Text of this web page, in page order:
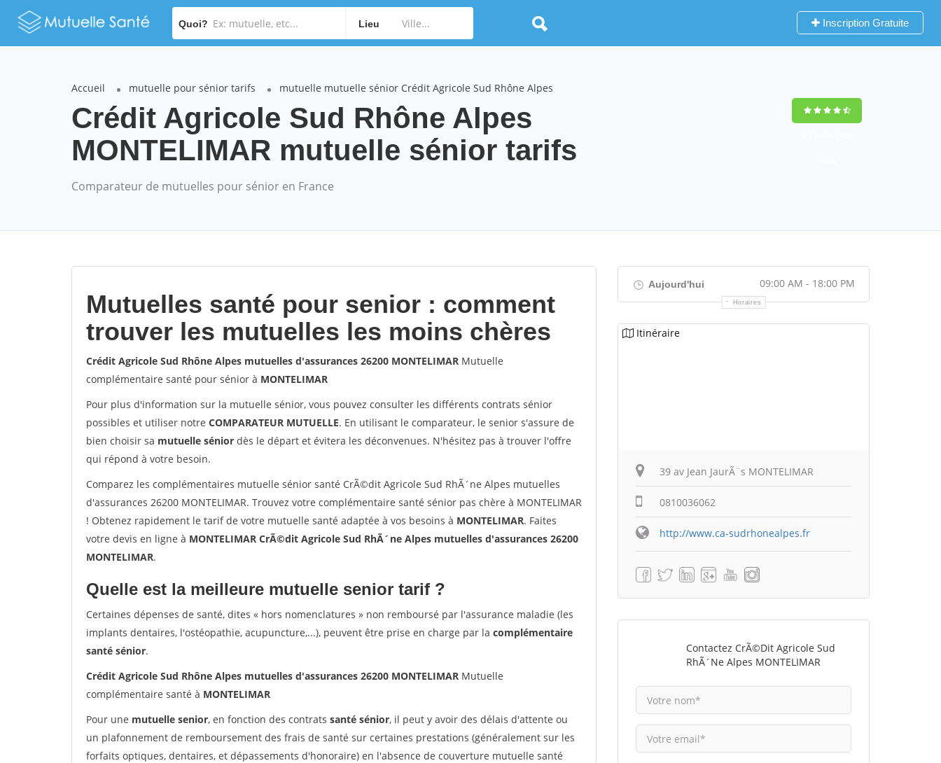
Quoi? Lieu Inscription Gratuite
Accueil mutuelle pour sénior tarifs mutuelle mutuelle sénior Crédit Agricole Sud Rhône Alpes
Crédit Agricole Sud Rhône Alpes
MONTELIMAR mutuelle sénior tarifs
Comparateur de mutuelles pour sénior en France
Mutuelles santé pour senior : comment
trouver les mutuelles les moins chères
Crédit Agricole Sud Rhône Alpes mutuelles d'assurances 26200 MONTELIMAR Mutuelle
complémentaire santé pour sénior à MONTELIMAR
Pour plus d'information sur la mutuelle sénior, vous pouvez consulter les différents contrats sénior
possibles et utiliser notre COMPARATEUR MUTUELLE. En utilisant le comparateur, le senior s'assure de
bien choisir sa mutuelle sénior dès le départ et évitera les déconvenues. N'hésitez pas à trouver l'offre
qui répond à votre besoin.
Comparez les complémentaires mutuelle sénior santé CrÃ©dit Agricole Sud RhÃ´ne Alpes mutuelles
d'assurances 26200 MONTELIMAR. Trouvez votre complémentaire santé sénior pas chère à MONTELIMAR
! Obtenez rapidement le tarif de votre mutuelle santé adaptée à vos besoins à MONTELIMAR. Faites
votre devis en ligne à MONTELIMAR CrÃ©dit Agricole Sud RhÃ´ne Alpes mutuelles d'assurances 26200
MONTELIMAR.
Quelle est la meilleure mutuelle senior tarif ?
Certaines dépenses de santé, dites « hors nomenclatures » non remboursé par l'assurance maladie (les
implants dentaires, l'ostéopathie, acupuncture,...), peuvent être prise en charge par la complémentaire
santé sénior.
Crédit Agricole Sud Rhône Alpes mutuelles d'assurances 26200 MONTELIMAR Mutuelle
complémentaire santé à MONTELIMAR
Pour une mutuelle senior, en fonction des contrats santé sénior, il peut y avoir des délais d'attente ou
un plafonnement de remboursement des frais de santé sur certaines prestations (généralement sur les
forfaits optiques, dentaires, et dépassements d'honoraire) en l'absence de couverture mutuelle santé
Aujourd'hui 09:00 AM - 18:00 PM
Horaires
Itinéraire
39 av Jean JaurÃ¨s MONTELIMAR
0810036062
http://www.ca-sudrhonealpes.fr
Contactez CrÃ©dit Agricole Sud
RhÃ´ne Alpes MONTELIMAR